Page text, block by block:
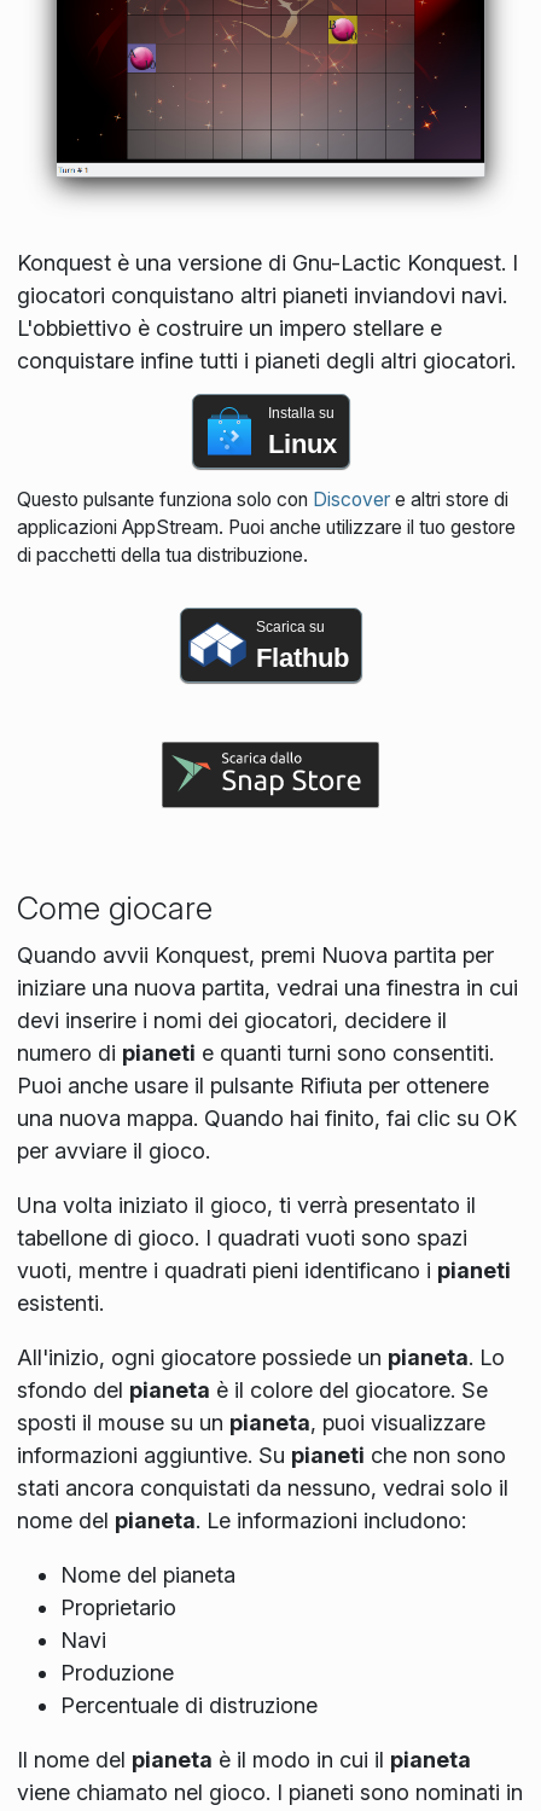
Konquest è una versione di Gnu-Lactic Konquest. I
giocatori conquistano altri pianeti inviandovi navi.
L'obbiettivo è costruire un impero stellare e
conquistare infine tutti i pianeti degli altri giocatori.
Installa su
Linux
Questo pulsante funziona solo con Discovere altri store di
applicazioni AppStream. Puoi anche utilizzare il tuo gestore
di pacchetti della tua distribuzione.
Scarica su
Flathub
Come giocare
Quando avvii Konquest, premi Nuova partita per
iniziare una nuova partita, vedrai una finestra in cui
devi inserire i nomi dei giocatori, decidere il
numero di pianeti e quanti turni sono consentiti.
Puoi anche usare il pulsante Rifiuta per ottenere
una nuova mappa. Quando hai finito, fai clic su OK
per avviare il gioco.
Una volta iniziato il gioco, ti verrà presentato il
tabellone di gioco. I quadrati vuoti sono spazi
vuoti, mentre i quadrati pieni identificano i pianeti
esistenti.
All'inizio, ogni giocatore possiede un pianeta. Lo
sfondo del pianeta è il colore del giocatore. Se
sposti il mouse su un pianeta, puoi visualizzare
informazioni aggiuntive. Su pianeti che non sono
stati ancora conquistati da nessuno, vedrai solo il
nome del pianeta. Le informazioni includono:
Nome del pianeta
Proprietario
Navi
Produzione
Percentuale di distruzione
Il nome del pianeta è il modo in cui il pianeta
viene chiamato nel gioco. I pianeti sono nominati in